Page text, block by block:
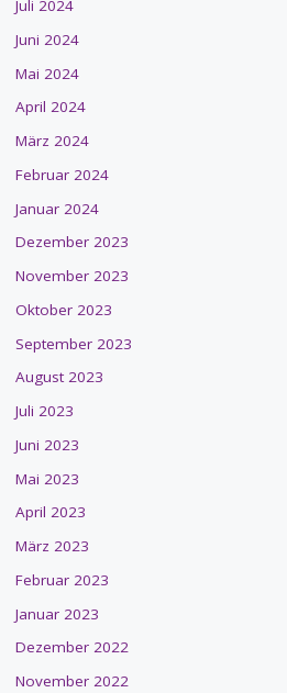
Juli 2024
Juni 2024
Mai 2024
April 2024
März 2024
Februar 2024
Januar 2024
Dezember 2023
November 2023
Oktober 2023
September 2023
August 2023
Juli 2023
Juni 2023
Mai 2023
April 2023
März 2023
Februar 2023
Januar 2023
Dezember 2022
November 2022